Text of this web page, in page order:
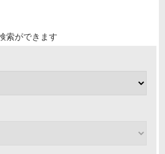
索ができます